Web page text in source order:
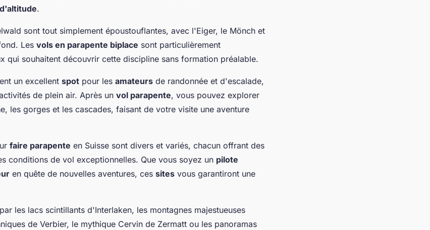
.
sont tout simplement époustouflantes, avec l'Eiger, le Mönch et
Les vols en parapente biplace sont particulièrement
qui souhaitent découvrir cette discipline sans formation préalable.
un excellent spot pour les amateurs de randonnée et d'escalade,
de plein air. Après un vol parapente, vous pouvez explorer
les gorges et les cascades, faisant de votre visite une aventure
faire parapente en Suisse sont divers et variés, chacun offrant des
conditions de vol exceptionnelles. Que vous soyez un pilote
en quête de nouvelles aventures, ces sites vous garantiront une
les lacs scintillants d'Interlaken, les montagnes majestueuses
de Verbier, le mythique Cervin de Zermatt ou les panoramas